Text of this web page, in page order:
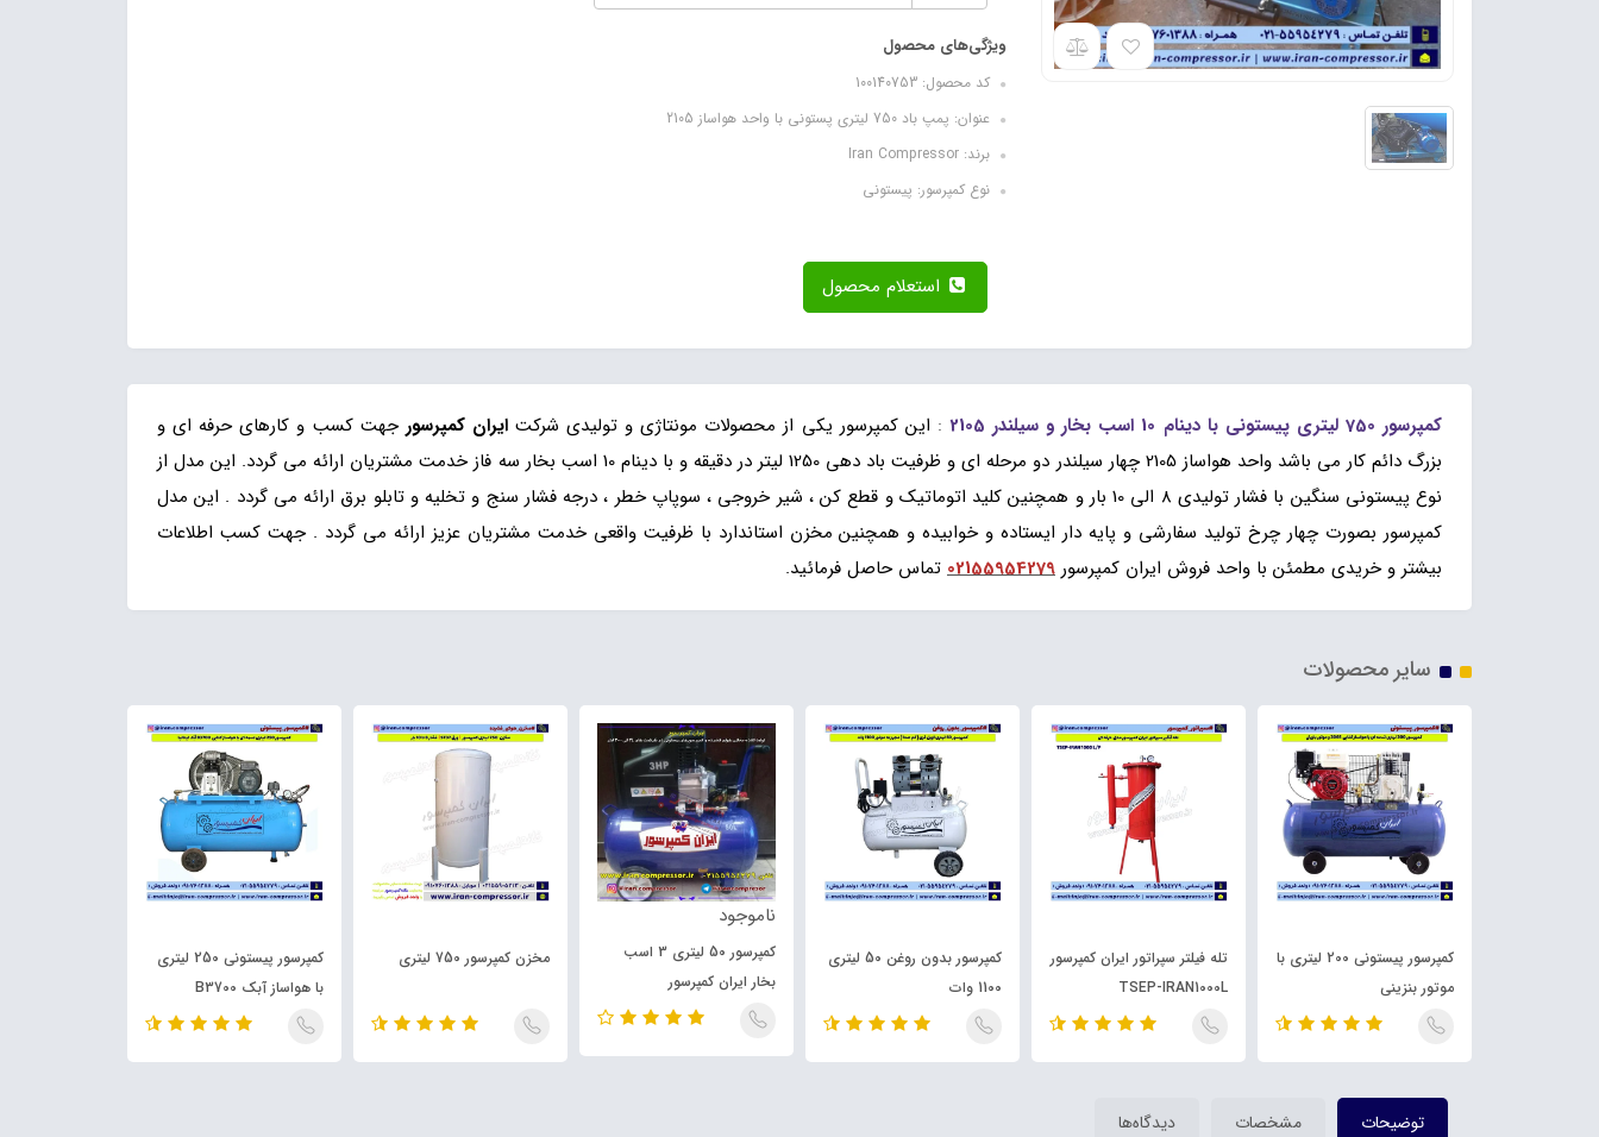
ویژگی‌های محصول
کد محصول: 100140753
عنوان: پمپ باد 750 لیتری پستونی با واحد هواساز 2105
برند: Iran Compressor
نوع کمپرسور: پیستونی
کمپرسور 750 لیتری پیستونی با دینام 10 اسب بخار و سیلندر 2105 : این کمپرسور یکی از محصولات مونتاژی و تولیدی شرکتایران کمپرسور جهت کسب و کارهای حرفه ای و
بزرگ دائم کار می باشد واحد هواساز 2105 چهار سیلندر دو مرحله ای و ظرفیت باد دهی 1250 لیتر در دقیقه و با دینام 10 اسب بخار سه فاز خدمت مشتریان ارائه می گردد. این مدل از
نوع پیستونی سنگین با فشار تولیدی 8 الی 10 بار و همچنین کلید اتوماتیک و قطع کن ، شیر خروجی ، سوپاپ خطر ، درجه فشار سنج و تخلیه و تابلو برق ارائه می گردد . این مدل
کمپرسور بصورت چهار چرخ تولید سفارشی و پایه دار ایستاده و خوابیده و همچنین مخزن استاندارد با ظرفیت واقعی خدمت مشتریان عزیز ارائه می گردد . جهت کسب اطلاعات
بیشتر و خریدی مطمئن با واحد فروش ایران کمپرسور 02155954279 تماس حاصل فرمائید.
سایر محصولات
کمپرسور پیستونی 200 لیتری با
موتور بنزینی
تله فیلتر سپراتور ایران کمپرسور
TSEP-IRAN1000L
کمپرسور بدون روغن 50 لیتری
1100 وات
ناموجود
کمپرسور 50 لیتری 3 اسب
بخار ایران کمپرسور
مخزن کمپرسور 750 لیتری
کمپرسور پیستونی 250 لیتری
با هواساز آبک B3700
توضیحات مشخصات دیدگاه‌ها